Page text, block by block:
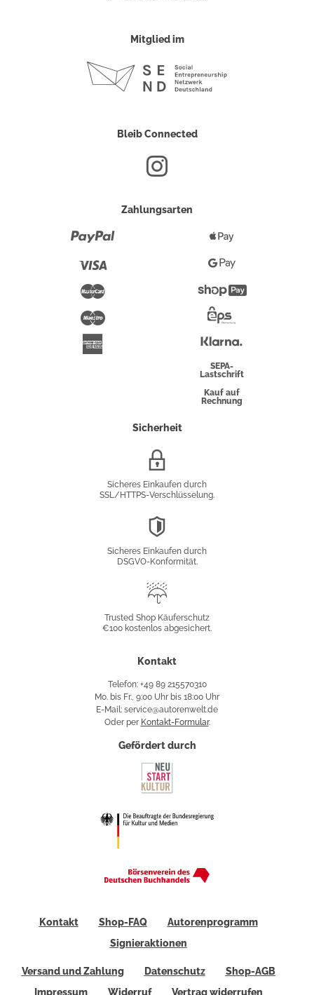
Mitglied im
Bleib Connected
Zahlungsarten
Maestro
Pay
Google
Pay
Überweisung
SEPA-
Lastschrift
Kauf auf
Rechnung
Sicherheit
Sicheres Einkaufen durch
SSL/HTTPS-Verschlüsselung.
Sicheres Einkaufen durch
DSGVO-Konformität.
Käuferschutz
Trusted Shop Käuferschutz
€100 kostenlos abgesichert.
Kontakt
Telefon: +49 89 215570310
Mo. bis Fr., 9:00 Uhr bis 18:00 Uhr
E-Mail: service@autorenwelt.de
Oder per Kontakt-Formular.
Gefördert durch
Kontakt Shop-FAQ
Autorenprogramm
Signieraktionen
Versand und Zahlung Datenschutz
Shop-AGB
Impressum
Widerruf Vertrag widerrufen